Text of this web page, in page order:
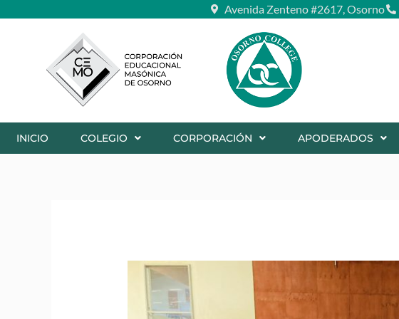
Avenida Zenteno #2617, Osorno
INICIO COLEGIO CORPORACIÓN APODERADOS